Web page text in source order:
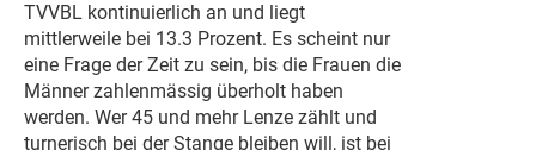
TVVBL kontinuierlich an und liegt
mittlerweile bei 13.3 Prozent. Es scheint nur
eine Frage der Zeit zu sein, bis die Frauen die
Männer zahlenmässig überholt haben
werden. Wer 45 und mehr Lenze zählt und
turnerisch bei der Stange bleiben will, ist bei